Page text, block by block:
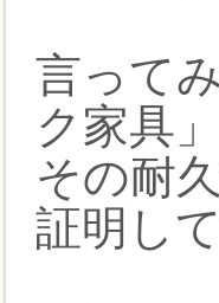
言って
ク家具
その耐
証明し